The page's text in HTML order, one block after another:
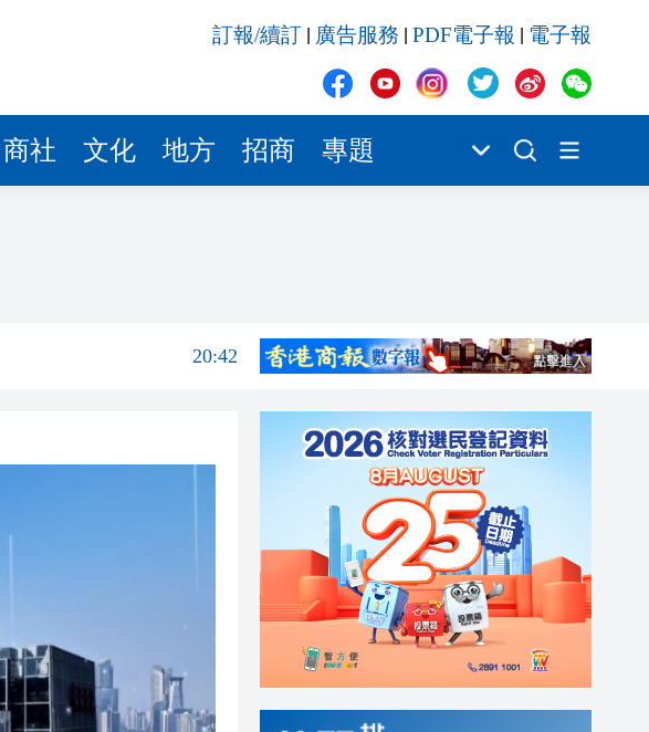
訂報/續訂 廣告服務 PDF電子報 電子報
商社 文化 地方 招商 專題
20:42
20:40
20:42
20:42